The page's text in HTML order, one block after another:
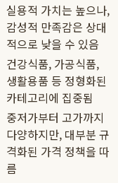
실용적 가치는 높으나,
감성적 만족감은 상대
적으로 낮을 수 있음
건강식품, 가공식품,
생활용품 등 정형화된
카테고리에 집중됨
중저가부터 고가까지
다양하지만, 대부분 규
격화된 가격 정책을 따
름